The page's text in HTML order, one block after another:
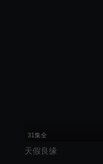
31集全
天假良缘